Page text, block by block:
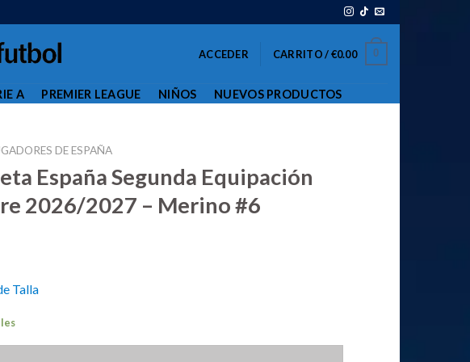
ACCEDER CARRITO /€0.00 0
A PREMIER LEAGUE NIÑOS NUEVOS PRODUCTOS
DE ESPAÑA
España Segunda Equipación
2026/2027 – Merino #6
Talla